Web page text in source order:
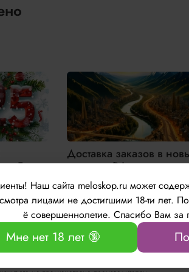
Годом
Доставка заказов в
регионы РФ
и внешнем виде товара носит справочный
и отличаться от изображенного на данном
качества товара.
Наш сайта meloskop.ru может
лицами не достигшими 18-ти лет.
ё совершеннолетие. Спасибо Вам
Мне нет 18 лет 🔞